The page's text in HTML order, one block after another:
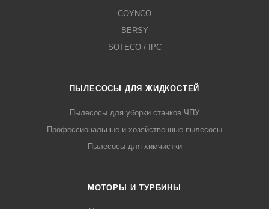
COYNCO
BERSY
SOTECO / IPC
ПЫЛЕСОСЫ ДЛЯ ЖИДКОСТЕЙ
Пылесосы для уборки станков ЧПУ
Профессиональные и хозяйственные пылесосы
Пылесосы для химчистки
МОТОРЫ И ТУРБИНЫ